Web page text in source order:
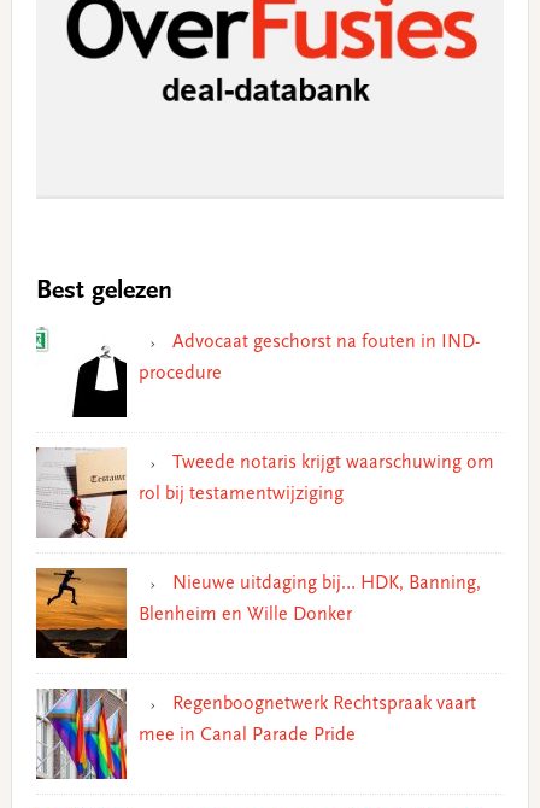
Best gelezen
Advocaat geschorst na fouten in IND-
procedure
Tweede notaris krijgt waarschuwing om
rol bij testamentwijziging
Nieuwe uitdaging bij… HDK, Banning,
Blenheim en Wille Donker
Regenboognetwerk Rechtspraak vaart
mee in Canal Parade Pride